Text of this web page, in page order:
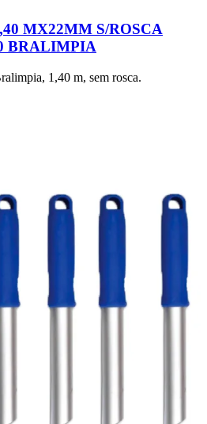
MX22MM S/ROSCA
BRALIMPIA
1,40 m, sem rosca.